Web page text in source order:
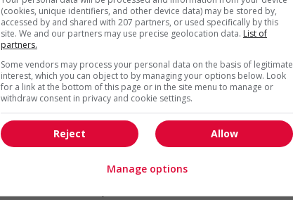
Plumber
Surrey, BC
Construction, production
et manutention
Plumber
(cookies, unique identifiers, and other device data) may be stored by,
accessed by and shared with 207 partners, or used specifically by this
site. We and our partners may use precise geolocation data. List of
partners.
Some vendors may process your personal data on the basis of legitimate
interest, which you can object to by managing your options below. Look
for a link at the bottom of this page or in the site menu to manage or
withdraw consent in privacy and cookie settings.
Allow
Reject
Manage options